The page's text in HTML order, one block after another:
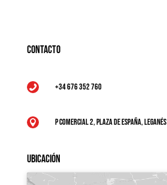
Contacto
 +34 676 352 760
 P Comercial 2, Plaza de España, Leganés
Ubicación